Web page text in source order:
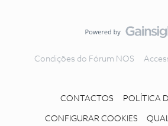
Condições do Fórum NOS
CONTACTOS POLÍTICA
CONFIGURAR COOKIES